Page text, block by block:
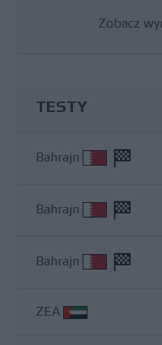
Zobacz
TESTY
Bahrajn
Bahrajn
Bahrajn
ZEA